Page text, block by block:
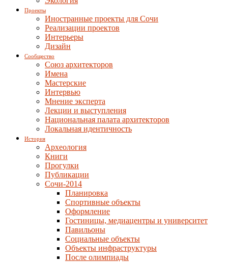
Проекты
Иностранные проекты для Сочи
Реализации проектов
Интерьеры
Дизайн
Сообщество
Союз архитекторов
Имена
Мастерские
Интервью
Мнение эксперта
Лекции и выступления
Национальная палата архитекторов
Локальная идентичность
История
Археология
Книги
Прогулки
Публикации
Сочи-2014
Планировка
Спортивные объекты
Оформление
Гостиницы, медиацентры и университет
Павильоны
Социальные объекты
Объекты инфраструктуры
После олимпиады